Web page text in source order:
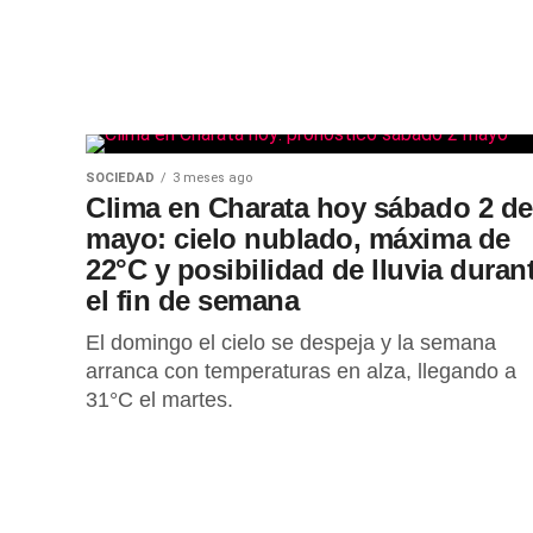
SOCIEDAD 3 meses ago
Clima en Charata hoy sábado 2 de
mayo: cielo nublado, máxima de
22°C y posibilidad de lluvia
el fin de semana
El domingo el cielo se despeja y la semana
arranca con temperaturas en alza, llegando a
31°C el martes.